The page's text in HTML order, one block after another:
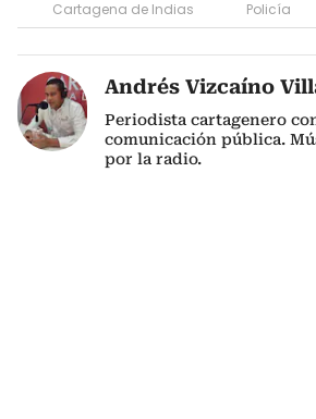
Cartagena de Indias Policía
Andrés Vizcaíno
Periodista cartagenero
comunicación pública.
por la radio.